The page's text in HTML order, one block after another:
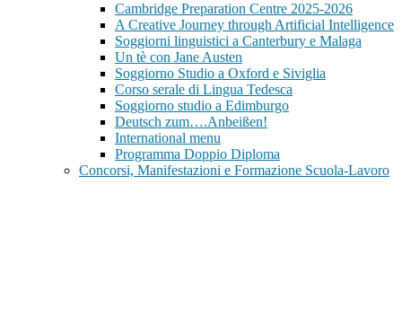
Cambridge Preparation Centre 2025-2026
A Creative Journey through Artificial Intelligence
Soggiorni linguistici a Canterbury e Malaga
Un tè con Jane Austen
Soggiorno Studio a Oxford e Siviglia
Corso serale di Lingua Tedesca
Soggiorno studio a Edimburgo
Deutsch zum….Anbeißen!
International menu
Programma Doppio Diploma
Concorsi, Manifestazioni e Formazione Scuola-Lavoro